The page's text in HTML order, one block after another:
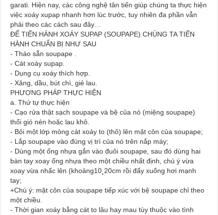
garati. Hiện nay, các công nghệ tân tiến giúp chúng ta thực hiện
việc xoáy xupap nhanh hơn lúc trước, tuy nhiên đa phần vẫn
phải theo các cách sau đây…
ĐỂ TIẾN HÀNH XOÁY SUPAP (SOUPAPE) CHÚNG TA TIẾN
HÀNH CHUẨN BỊ NHƯ SAU
- Tháo sẵn soupape .
- Cát xoáy supap.
- Dụng cụ xoáy thích hợp.
- Xăng, dầu, bút chì, giẻ lau.
PHƯƠNG PHÁP THỰC HIỆN
a. Thứ tự thực hiện
- Cạo rửa thật sạch soupape và bệ của nó (miệng soupape)
thổi gió nén hoặc lau khô.
- Bôi một lớp mỏng cát xoáy to (thô) lên mặt côn của soupape;
- Lắp soupape vào đúng vị trí của nó trên nắp máy;
- Dùng một ống nhựa gắn vào đuôi soupape, sau đó dùng hai
bàn tay xoay ống nhựa theo một chiều nhất định, chú ý vừa
xoay vừa nhấc lên (khoảng10¸20cm rồi đẩy xuống hơi mạnh
tay;
+Chú ý: mặt côn của soupape tiếp xúc với bệ soupape chỉ theo
một chiều.
- Thời gian xoáy bằng cát to lâu hay mau tùy thuộc vào tình